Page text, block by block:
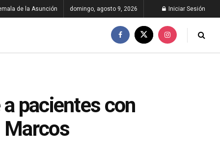
de la Asunción domingo, agosto 9, 2026 Iniciar Sesión
pacientes con
Marcos